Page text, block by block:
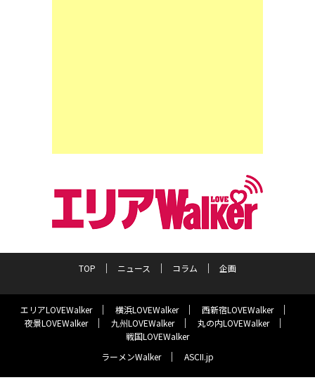
TOP ニュース コラム 企画
エリアLOVEWalker 横浜LOVEWalker
西新宿LOVEWalker
夜景LOVEWalker
九州LOVEWalker
丸の内LOVEWalker
戦国LOVEWalker
ラーメンWalker
ASCII.jp